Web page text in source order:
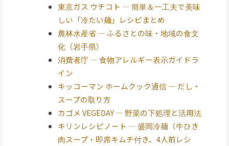
東京ガス ウチコト — 簡単＆一工夫で美味
しい「冷たい麺」レシピまとめ
農林水産省 — ふるさとの味・地域の食文
化（岩手県）
消費者庁 — 食物アレルギー表示ガイドラ
イン
キッコーマン ホームクック通信 — だし・
スープの取り方
カゴメ VEGEDAY — 野菜の下処理と活用法
キリンレシピノート — 盛岡冷麺（牛ひき
肉スープ・即席キムチ付き、4人前レシ